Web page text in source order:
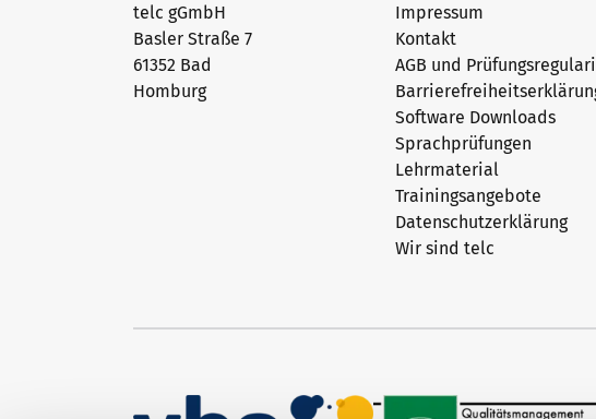
Meet telc
telc gGmbH
Basler Straße 7
61352 Bad
Homburg
Impressum
Kontakt
AGB und
Software Downloads
Sprachprüfungen
Lehrmaterial
Trainingsangebote
Datenschutzerklärung
Wir sind telc